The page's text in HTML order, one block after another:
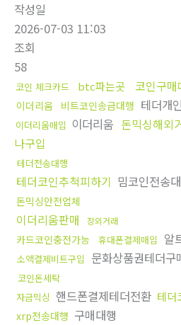
작성일
2026-07-03 11:03
조회
58
코인 체크카드 btc파는곳 코인구매
이더리움 비트코인송금대행 테더개
이더리움매입 이더리움 돈믹싱해외
나구입
테더전송대행
테더코인추척피하기 밈코인전송
돈믹싱안전업체
이더리움판매 장외거래
카드코인충전가능 휴대폰결제매입 알
소액결제비트구입 문화상품권테더구
코인돈세탁
자금믹싱 핸드폰결제테더전환 테더
xrp전송대행 구매대행